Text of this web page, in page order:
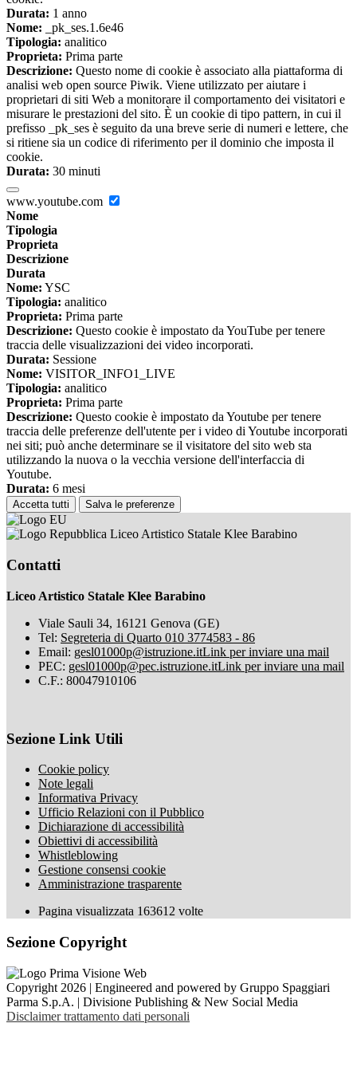
Durata: 1 anno
Nome: _pk_ses.1.6e46
Tipologia: analitico
Proprieta: Prima parte
Descrizione: Questo nome di cookie è associato alla piattaforma di
analisi web open source Piwik. Viene utilizzato per aiutare i
proprietari di siti Web a monitorare il comportamento dei visitatori e
misurare le prestazioni del sito. È un cookie di tipo pattern, in cui il
prefisso _pk_ses è seguito da una breve serie di numeri e lettere, che
si ritiene sia un codice di riferimento per il dominio che imposta il
cookie.
Durata: 30 minuti
www.youtube.com
Nome
Tipologia
Proprieta
Descrizione
Durata
Nome: YSC
Tipologia: analitico
Proprieta: Prima parte
Descrizione: Questo cookie è impostato da YouTube per tenere
traccia delle visualizzazioni dei video incorporati.
Durata: Sessione
Nome: VISITOR_INFO1_LIVE
Tipologia: analitico
Proprieta: Prima parte
Descrizione: Questo cookie è impostato da Youtube per tenere
traccia delle preferenze dell'utente per i video di Youtube incorporati
nei siti; può anche determinare se il visitatore del sito web sta
utilizzando la nuova o la vecchia versione dell'interfaccia di
Youtube.
Durata: 6 mesi
Accetta tutti Salva le preferenze
Liceo Artistico Statale Klee Barabino
Contatti
Liceo Artistico Statale Klee Barabino
Viale Sauli 34, 16121 Genova (GE)
Tel: Segreteria di Quarto 010 3774583 - 86
Email: gesl01000p@istruzione.itLink per inviare una mail
PEC: gesl01000p@pec.istruzione.itLink per inviare una mail
C.F.: 80047910106
Sezione Link Utili
Cookie policy
Note legali
Informativa Privacy
Ufficio Relazioni con il Pubblico
Dichiarazione di accessibilità
Obiettivi di accessibilità
Whistleblowing
Gestione consensi cookie
Amministrazione trasparente
Pagina visualizzata 163612 volte
Sezione Copyright
Copyright 2026 | Engineered and powered by Gruppo Spaggiari
Parma S.p.A. | Divisione Publishing & New Social Media
Disclaimer trattamento dati personali